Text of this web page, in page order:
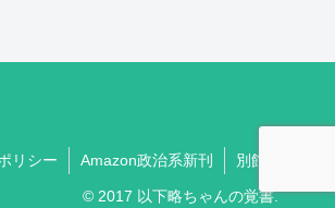
リシー Amazon政治系新刊 別館
© 2017 以下略ちゃんの覚書.